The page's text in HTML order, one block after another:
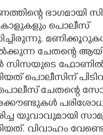
ഭാഗമായി
പൊലീസ്
ചേതന്റെ
സിസയുടെ
പൊലീസിന്
ചേതന്റെ
യുവാവുമായി
വിവാഹം